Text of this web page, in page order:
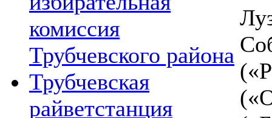
комиссия
Трубчевского района
Трубчевская
райветстанция